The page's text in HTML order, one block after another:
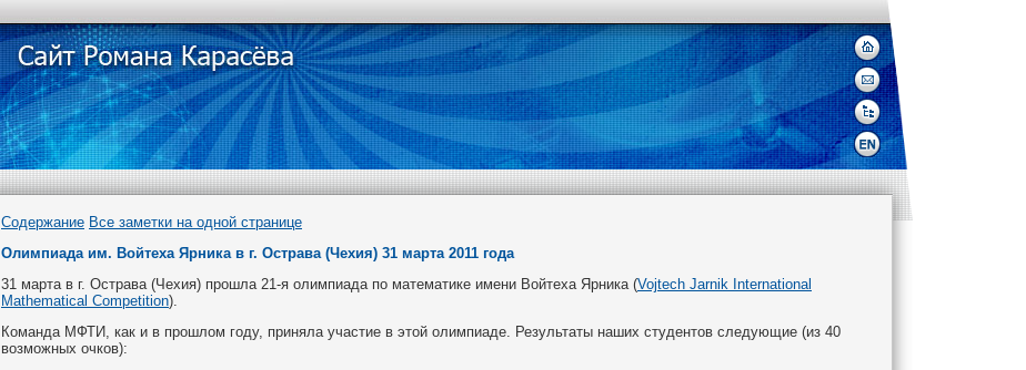
Содержание Все заметки на одной странице
Олимпиада им. Войтеха Ярника в г. Острава (Чехия) 31 марта 2011 года
31 марта в г. Острава (Чехия) прошла 21-я олимпиада по математике имени Войтеха Ярника (Vojtech Jarnik International
Mathematical Competition).
Команда МФТИ, как и в прошлом году, приняла участие в этой олимпиаде. Результаты наших студентов следующие (из 40
возможных очков):